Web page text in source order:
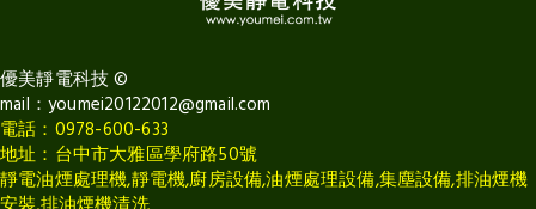
優美靜電科技©
mail： youmei20122012@gmail.com
電話：0978-600-633
地址：台中市大雅區學府路50號
靜電油煙處理機,靜電機,廚房設備,油煙處理設備,集塵設備,排油煙機